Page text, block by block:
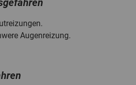
Augenreizung.